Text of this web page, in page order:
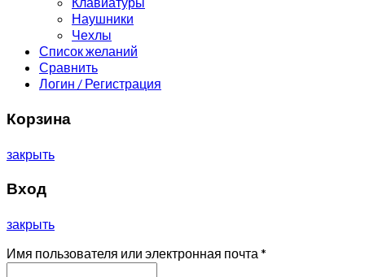
Наушники
Чехлы
Список желаний
Сравнить
Логин / Регистрация
Корзина
закрыть
Вход
закрыть
Имя пользователя или электронная почта *